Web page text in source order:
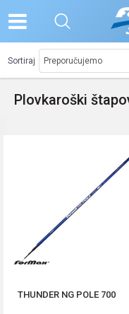
Plovkaroški
Sortiraj
THUNDER NG POLE 700